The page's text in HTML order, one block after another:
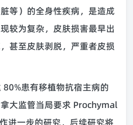
等）的全身性疾病，是造成
较为复杂，皮肤损害最早出
甚至皮肤剥脱，严重者皮损
患有移植物抗宿主病的
大监管当局要求 Prochymal
进一步的研究，后续研究将